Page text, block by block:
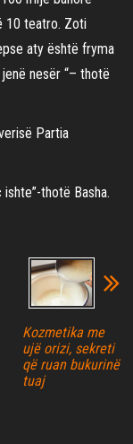
10 teatro. Zoti
aty është fryma
nesër “– thotë
Partia
thotë Basha.
Kozmetika me
ujë orizi, sekreti
që ruan bukurinë
tuaj